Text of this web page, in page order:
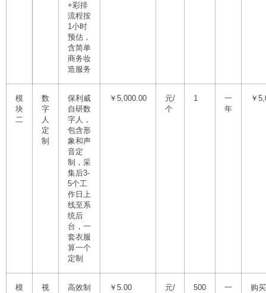
+彩排
流程按
1小时
预估，
含简单
商务妆
造服务
模
块
二
数
字
人
定
制
保利威
自研数
字人，
包含形
象和声
音定
制，采
集后3-
5个工
作日上
线至系
统后
台，一
套衣服
算一个
定制
￥5,000.00
元/
个
1
一
年
￥
模
视
高效制
￥5.00
元/
500
一
购